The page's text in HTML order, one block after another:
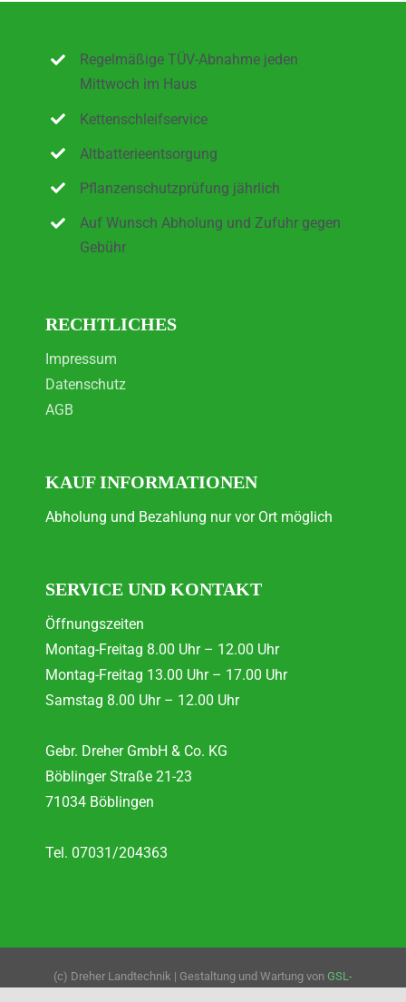
Regelmäßige TÜV-Abnahme jeden
Mittwoch im Haus
Kettenschleifservice
Altbatterieentsorgung
Pflanzenschutzprüfung jährlich
Auf Wunsch Abholung und Zufuhr gegen
Gebühr
RECHTLICHES
Impressum
Datenschutz
AGB
KAUF INFORMATIONEN
Abholung und Bezahlung nur vor Ort möglich
SERVICE UND KONTAKT
Öffnungszeiten
Montag-Freitag 8.00 Uhr – 12.00 Uhr
Montag-Freitag 13.00 Uhr – 17.00 Uhr
Samstag 8.00 Uhr – 12.00 Uhr
Gebr. Dreher GmbH & Co. KG
Böblinger Straße 21-23
71034 Böblingen
Tel. 07031/204363
(c) Dreher Landtechnik | Gestaltung und Wartung von GSL-